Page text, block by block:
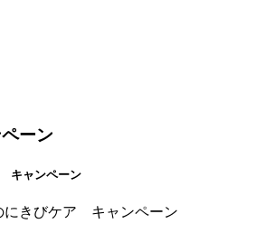
ーン
キャンペーン